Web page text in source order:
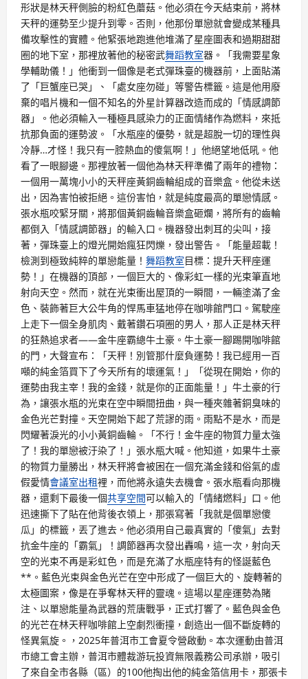
形狀是林天秤側臉的粉紅色蘑菇。他必須在今天結束前，將林
天秤的運勢至少提升到零。否則，他那份單戀就會變成某種具
備攻擊性的實體。他緊張地跑進他堆滿了星座圖表和過期甜甜
圈的地下室，那裡放著他的秘密武舞蹈教室器。「我需要星象
學輔助儀！」他衝到一個像是老式彈珠臺的機器前，上面貼滿
了「巨蟹座已哭」、「處女座勿碰」等警告標籤。這是他用廢
棄的唱片機和一個不知名的外星計算器改造而成的「情感調節
器」。他必須輸入一種極具感染力的正面情緒作為燃料，來抵
抗那負面的運勢波。「水瓶座的優勢，就是超脫一切的理性與
冷靜…才怪！我只有一腔熱血的傻氣啊！」他絕望地低吼。他
看了一眼腳邊。那裡放著一個他為林天秤準備了兩年的禮物：
一個用一萬塊小小的天秤座黃銅齒輪組成的音樂盒。他從未送
出，因為害怕被拒絕。這份害怕，就是純度最高的單戀情感。
張水瓶咬緊牙關，將那個黃銅齒輪音樂盒砸爛，將所有的齒輪
都倒入「情感調節器」的輸入口。機器發出刺耳的尖叫，接
著，彈珠臺上的燈光開始瘋狂閃爍，發出警告。「能量超載！
檢測到極致純粹的單戀能量！ 舞蹈教室目標：提升天秤座運
勢！」在機器的頂部，一個巨大的、像彩虹一樣的光束筆直地
射向天空。然而，就在光束衝出屋頂的一瞬間，一輛塗滿了金
色、裝飾著巨大公牛角的悍馬車猛地停在咖啡館門口。駕駛座
上走下一個全身肌肉、戴著鑽石項圈的男人，那人正是林天秤
的狂熱追求者——金牛座霸總牛土豪。牛土豪一腳踢開咖啡館
的門，大聲宣布：「天秤！別管那什麼負運勢！我已經用一百
噸的純金箔買下了今天所有的壞運氣！」「從現在開始，你的
運勢由我主宰！我的金錢，就是你的正面能量！」牛土豪的行
為，讓張水瓶的光束在空中瞬間扭曲，與一種夾雜著銅臭味的
金色光芒對撞。天空開始下起了荒謬的雨。雨點不是水，而是
閃耀著淚光的小小黃銅齒輪。「不行！金牛座的物質力量太強
了！我的單戀被汙染了！」張水瓶大喊。他知道，如果牛土豪
的物質力量勝出，林天秤將會被困在一個充滿金錢和俗氣的虛
假愛情會議室出租裡，而他將永遠失去機會。張水瓶看向那機
器，還剩下最後一個共享空間可以輸入的「情緒燃料」口。他
迅速撕下了貼在他背後衣領上，那張寫著「我就是個單戀傻
瓜」的標籤，丟了進去。他必須用自己最真實的「傻氣」去對
抗金牛座的「霸氣」！調節器再次發出轟鳴，這一次，射向天
空的光束不再是彩虹色，而是充滿了水瓶座特有的怪誕藍色
**。藍色光束與金色光芒在空中形成了一個巨大的、旋轉著的
太極圖案，像是在爭奪林天秤的靈魂。這場以星座運勢為賭
注、以單戀能量為武器的荒唐戰爭，正式打響了。藍色與金色
的光芒在林天秤咖啡館上空劇烈衝撞，創造出一個不斷旋轉的
怪異氣旋。，2025年普洱市工會夏令營啟動。本次運動由普洱
市總工會主辦，普洱市體裁游玩投資無限義務公司承辦，吸引
了來自全市各縣（區）的100他掏出他的純金箔信用卡，那張卡